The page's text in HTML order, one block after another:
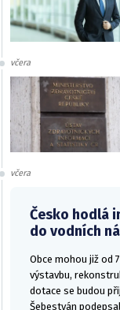
včera
včera
Česko hodlá
do vodních
Obce mohou již od
výstavbu,
dotace se budou
Šebestyán